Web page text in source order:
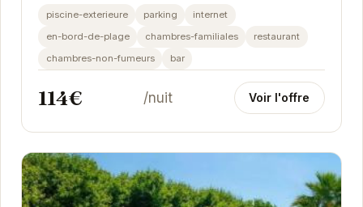
d'hébergements et d'activités pour tous les...
piscine-exterieure parking
internet
en-bord-de-plage
chambres-familiales
restaurant
chambres-non-fumeurs
bar
114€ /nuit Voir l'offre